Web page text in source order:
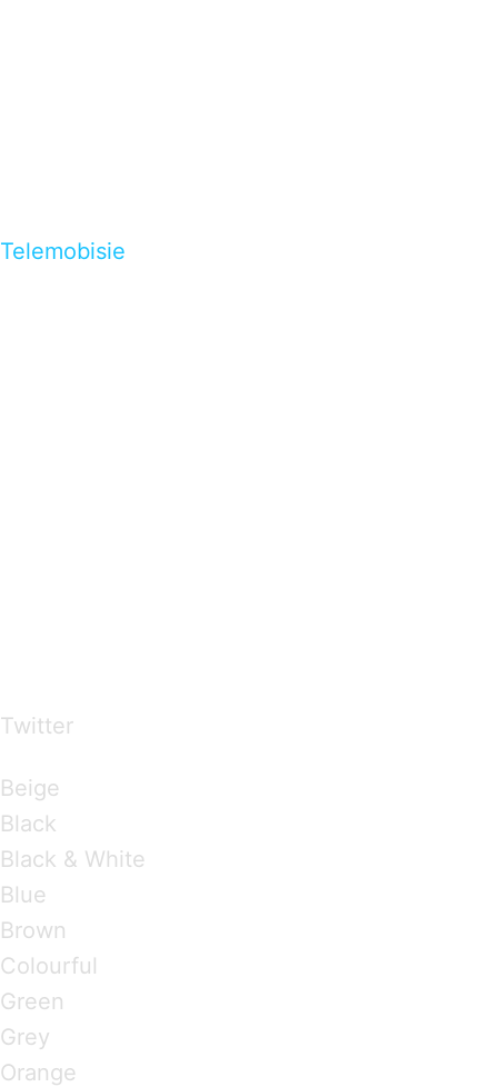
Telemobisie
Twitter
Beige
Black
Black & White
Blue
Brown
Colourful
Green
Grey
Orange